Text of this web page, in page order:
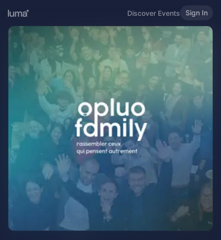
Discover Events Sign In